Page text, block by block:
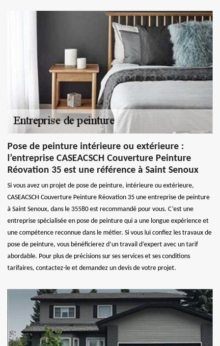
Pose de peinture intérieure ou extérieure :
l’entreprise CASEACSCH Couverture Peinture
Réovation 35 est une référence à Saint Senoux
Si vous avez un projet de pose de peinture, intérieure ou extérieure,
CASEACSCH Couverture Peinture Réovation 35 une entreprise de peinture
à Saint Senoux, dans le 35580 est recommandé pour vous. C’est une
entreprise spécialisée en pose de peinture qui a une longue expérience et
une compétence reconnue dans le métier. Si vous lui confiez les travaux de
pose de peinture, vous bénéficierez d’un travail d’expert avec un tarif
abordable. Pour plus de précisions sur ses services et ses conditions
tarifaires, contactez-le et demandez un devis de votre projet.